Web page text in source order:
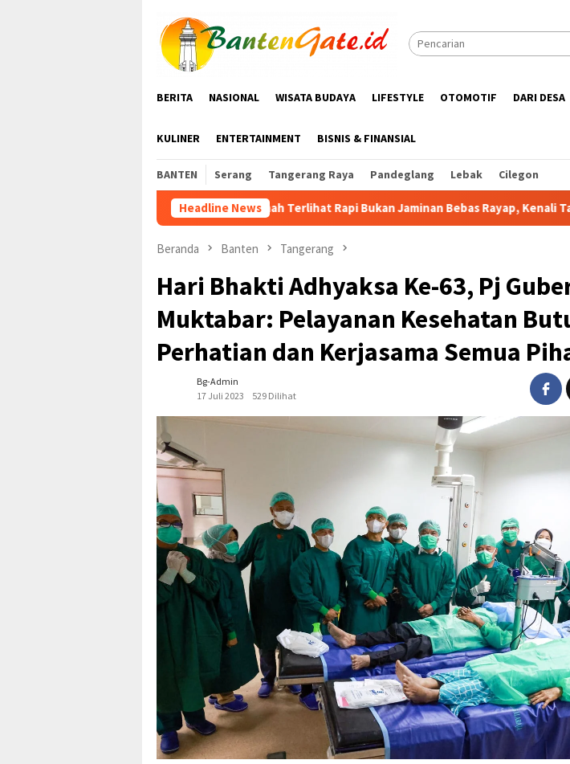
konten
BERITA NASIONAL WISATA BUDAYA LIFESTYLE OTOMOTIF DARI DESA
KULINER ENTERTAINMENT BISNIS & FINANSIAL
BANTEN Serang Tangerang Raya Pandeglang Lebak Cilegon
Headline News
Rumah Terlihat Rapi Bukan Jaminan Bebas Rayap, Kenali Tanda dan Cara Mencegahnya
Beranda Banten Tangerang
Hari Bhakti Adhyaksa Ke-63, Pj
Muktabar: Pelayanan Kesehatan
Perhatian dan Kerjasama Semua
Bg-Admin
17 Juli 2023
529 Dilihat